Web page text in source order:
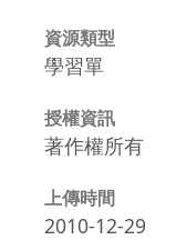
資源類型
學習單
授權資訊
著作權所有
上傳時間
2010-12-29